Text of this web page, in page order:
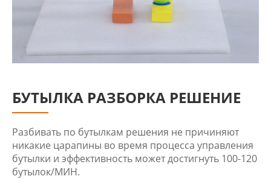
БУТЫЛКА РАЗБОРКА РЕШЕНИЕ
Разбивать по бутылкам решения не причиняют
никакие царапины во время процесса управления
бутылки и эффективность может достигнуть 100-120
бутылок/МИН.